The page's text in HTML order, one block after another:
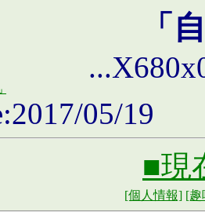
「
05/19
■現
[個人情報] [趣